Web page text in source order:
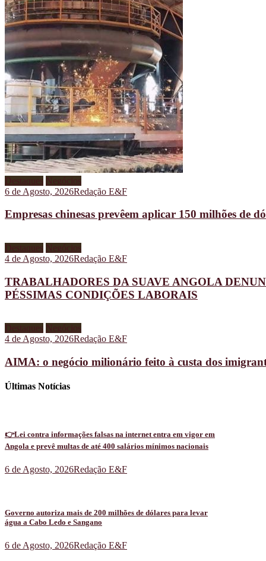
Destaques Negócios
6 de Agosto, 2026Redação E&F
Empresas chinesas prevêem aplicar 150 milhões de
Destaques Negócios
4 de Agosto, 2026Redação E&F
TRABALHADORES DA SUAVE ANGOLA
PÉSSIMAS CONDIÇÕES LABORAIS
Destaques Negócios
4 de Agosto, 2026Redação E&F
AIMA: o negócio milionário feito à custa dos
Últimas Notícias
👉Lei contra informações falsas na internet entra em vigor em
Angola e prevê multas de até 400 salários mínimos nacionais
6 de Agosto, 2026Redação E&F
Governo autoriza mais de 200 milhões de dólares para levar
água a Cabo Ledo e Sangano
6 de Agosto, 2026Redação E&F